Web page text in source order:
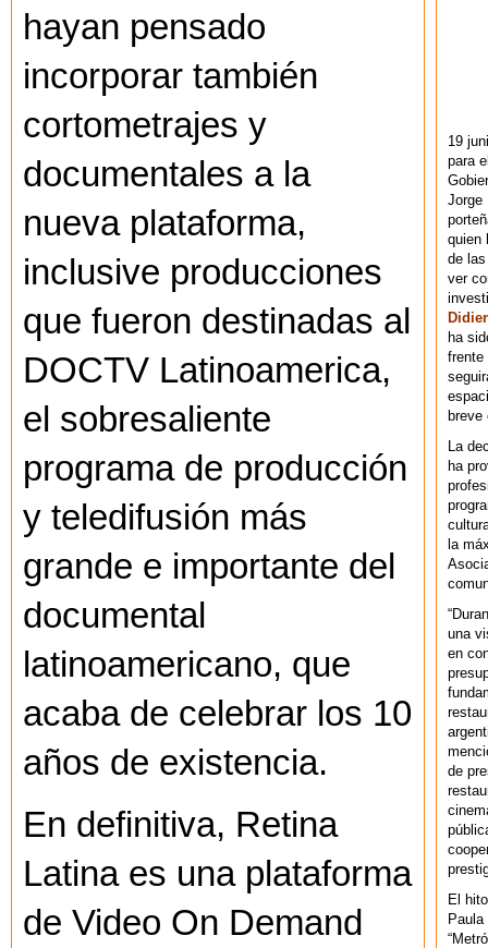
hayan pensado
incorporar también
cortometrajes y
documentales a la
nueva plataforma,
inclusive producciones
que fueron destinadas al
DOCTV Latinoamerica,
el sobresaliente
programa de producción
y teledifusión más
grande e importante del
documental
latinoamericano, que
acaba de celebrar los 10
años de existencia.
En definitiva, Retina
Latina es una plataforma
de Video On Demand
19
para
Jorge
quien
de
ver
Didier
ha
frente
breve
La
ha
la
una
en
de
El